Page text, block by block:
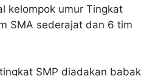
kelompok umur Tingkat
SMA sederajat dan 6 tim
SMP diadakan babak